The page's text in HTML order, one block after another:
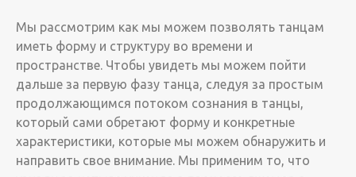
Мы рассмотрим как мы можем позволять танцам
иметь форму и структуру во времени и
пространстве. Чтобы увидеть мы можем пойти
дальше за первую фазу танца, следуя за простым
продолжающимся потоком сознания в танцы,
который сами обретают форму и конкретные
характеристики, которые мы можем обнаружить и
направить свое внимание. Мы применим то, что